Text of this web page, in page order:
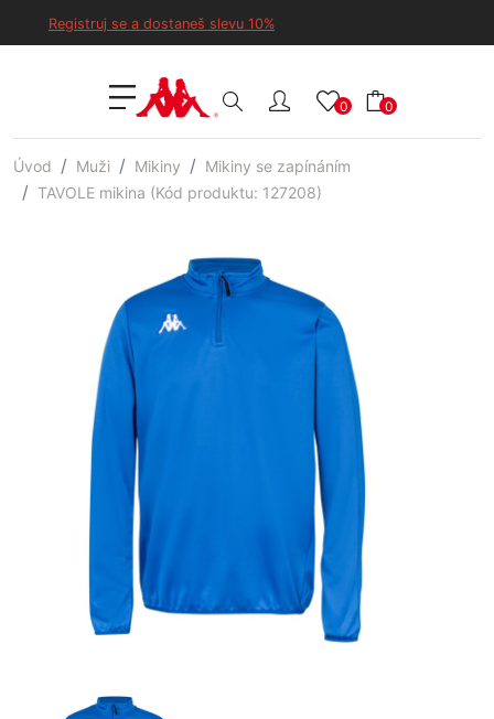
Registruj se a dostaneš slevu 10%
0 0
Úvod Muži Mikiny
Mikiny se zapínáním
TAVOLE mikina (Kód produktu: 127208)